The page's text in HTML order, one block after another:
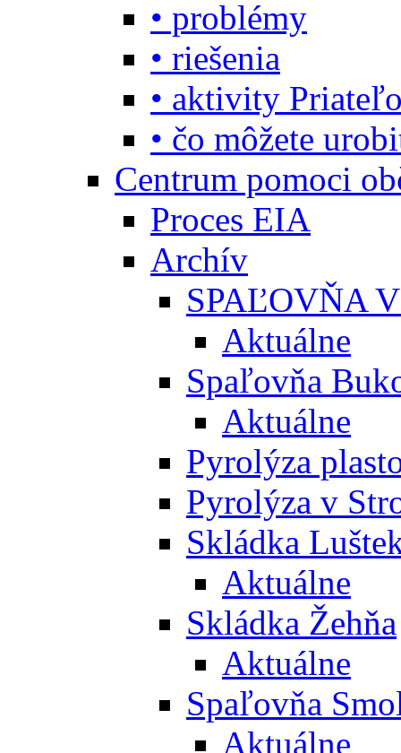
• problémy
• riešenia
• aktivity
• čo môžete
Centrum pomoci
Proces EIA
Archív
SPAĽOVŇA
Aktuálne
Spaľovňa
Aktuálne
Pyrolýza
Pyrolýza v
Skládka
Aktuálne
Skládka Žehňa
Aktuálne
Spaľovňa
Aktuálne